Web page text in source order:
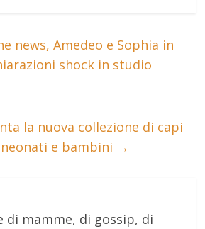
news, Amedeo e Sophia in
shock in studio
la nuova collezione di capi
e bambini →
di mamme, di gossip, di